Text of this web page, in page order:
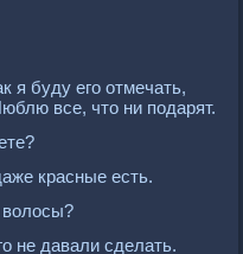
я буду его отмечать,
все, что ни подарят.
красные есть.
не давали сделать.